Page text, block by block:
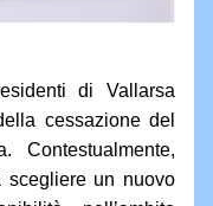
di Vallarsa
cessazione del
Contestualmente,
scegliere un nuovo